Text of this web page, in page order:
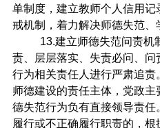
单制度，建立教师个人信用
戒机制，着力解决师德失范、
13.建立师德失范问责机
责、层层落实、失责必问、
行为相关责任人进行严肃追
师德建设的责任主体，党政
德失范行为负有直接领导责
履行或不正确履行职责的，